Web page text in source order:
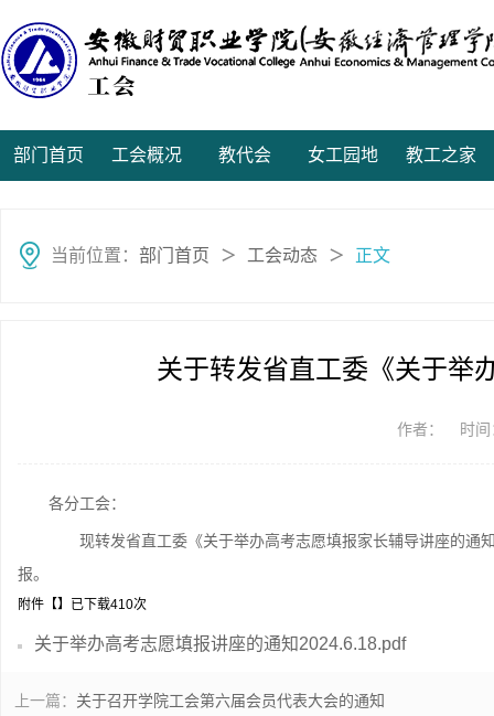
部门首页 工会概况 教代会 女工园地 教工之家
当前位置： 部门首页 ＞ 工会动态 ＞ 正文
关于转发省直工委《关于举
作者： 时
各分工会：
现转发省直工委《关于举办高考志愿填报家长辅导讲座的通
报。
附件【
关于举办高考志愿填报讲座的通知2024.6.18.pdf
】已下载410次
上一篇： 关于召开学院工会第六届会员代表大会的通知